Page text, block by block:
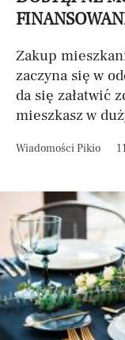
Zakup
zaczyna się w
da się załatwić
mieszkasz w
Wiadomości Pikio